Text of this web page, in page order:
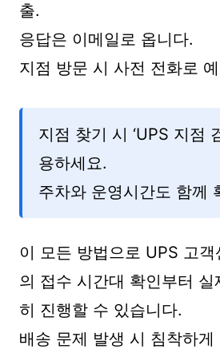
출.
응답은 이메일로 옵니다.
지점 방문 시 사전 전화로
지점 찾기 시 ‘UPS 지점
용하세요.
주차와 운영시간도 함께
이 모든 방법으로 UPS 고
의 접수 시간대 확인부터
히 진행할 수 있습니다.
배송 문제 발생 시 침착하게